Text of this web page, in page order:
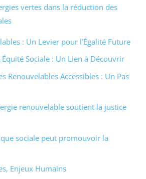
vertes dans la réduction des
: Un Levier pour l’Égalité Future
Équité Sociale : Un Lien à Découvrir
Renouvelables Accessibles : Un Pas
renouvelable soutient la justice
sociale peut promouvoir la
Enjeux Humains